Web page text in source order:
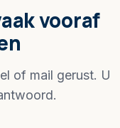
vooraf
of mail gerust. U